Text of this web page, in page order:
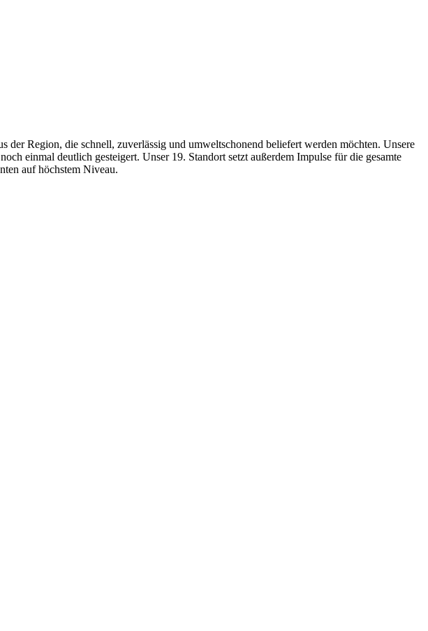
der Region, die schnell, zuverlässig und umweltschonend beliefert werden möchten. Unsere
einmal deutlich gesteigert. Unser 19. Standort setzt außerdem Impulse für die gesamte
auf höchstem Niveau.